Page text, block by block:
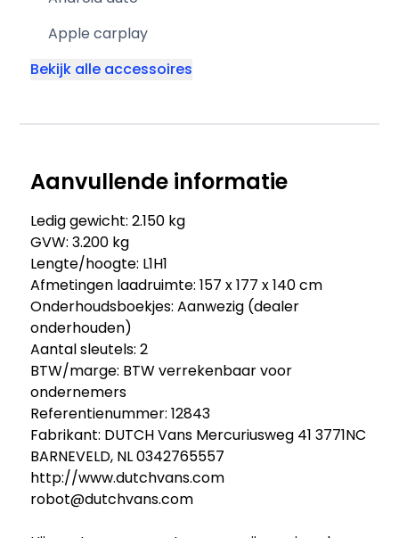
Apple carplay
Bekijk alle accessoires
Aanvullende informatie
Ledig gewicht: 2.150 kg
GVW: 3.200 kg
Lengte/hoogte: L1H1
Afmetingen laadruimte: 157 x 177 x 140 cm
Onderhoudsboekjes: Aanwezig (dealer
onderhouden)
Aantal sleutels: 2
BTW/marge: BTW verrekenbaar voor
ondernemers
Referentienummer: 12843
Fabrikant: DUTCH Vans Mercuriusweg 41 3771NC
BARNEVELD, NL 0342765557
http://www.dutchvans.com
robot@dutchvans.com